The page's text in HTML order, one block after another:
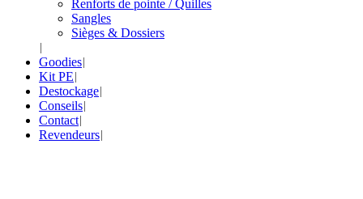
Renforts de pointe / Quilles
Sangles
Sièges & Dossiers
Goodies
Kit PE
Destockage
Conseils
Contact
Revendeurs